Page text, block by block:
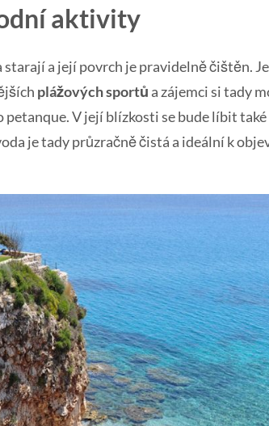
aktivity
starají a její povrch je pravidelně čištěn.
plážových sportů a zájemci si tady
petanque. V její blízkosti se bude líbit
je tady průzračně čistá a ideální k